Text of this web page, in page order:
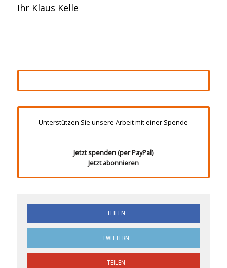
Ihr Klaus Kelle
Unterstützen Sie unsere Arbeit mit einer Spende
Jetzt spenden (per PayPal)
Jetzt abonnieren
TEILEN
TWITTERN
TEILEN